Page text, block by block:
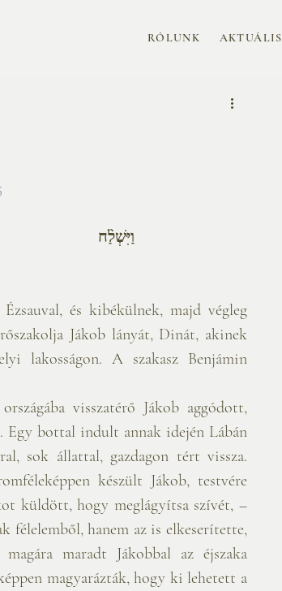
RÓLUNK AKTUÁLIS
15.
וַיִּשְׁלַ֨ח
és kibékülnek, majd végleg
Jákob lányát, Dinát, akinek
lakosságon. A szakasz Benjámin
visszatérő Jákob aggódott,
Egy bottal indult annak idején Lábán
sok állattal, gazdagon tért vissza.
készült Jákob, testvére
küldött, hogy meglágyítsa szívét, –
félelemből, hanem az is elkeserítette,
maradt Jákobbal az éjszaka
magyarázták, hogy ki lehetett a